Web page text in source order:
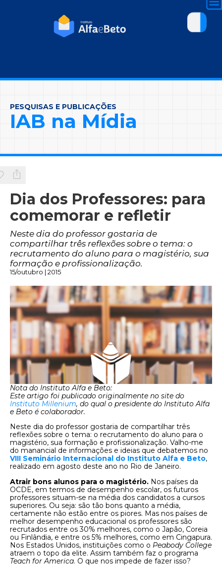
PESQUISAS E PUBLICAÇÕES
IAB na Mídia
Dia dos Professores: para
comemorar e refletir
Neste dia do professor gostaria de
compartilhar três reflexões sobre o tema: o
recrutamento do aluno para o magistério, sua
formação e profissionalização.
15/outubro | 2015
Nota do Instituto Alfa e Beto:
Este artigo foi publicado originalmente no site do
Instituto Millenium, do qual o presidente do Instituto Alfa
e Beto é colaborador.
Neste dia do professor gostaria de compartilhar três
reflexões sobre o tema: o recrutamento do aluno para o
magistério, sua formação e profissionalização. Valho-me
do manancial de informações e ideias que debatemos no
VIII Seminário Internacional do Instituto Alfa e Beto,
realizado em agosto deste ano no Rio de Janeiro.
Atrair bons alunos para o magistério. Nos países da
OCDE, em termos de desempenho escolar, os futuros
professores situam-se na média dos candidatos a cursos
superiores. Ou seja: são tão bons quanto a média,
certamente não estão entre os piores. Mas nos países de
melhor desempenho educacional os professores são
recrutados entre os 30% melhores, como o Japão, Coreia
ou Finlândia, e entre os 5% melhores, como em Cingapura.
Nos Estados Unidos, instituições como o Peabody College
atraem o topo da elite. Assim também faz o programa
Teach for America. O que nos impede de fazer isso?